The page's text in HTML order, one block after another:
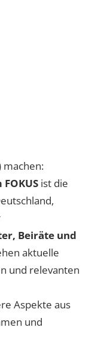
machen:
ist die
Beiräte und
aktuelle
und relevanten
Aspekte aus
und